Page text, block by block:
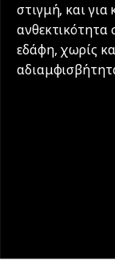
στιγμή, και
εδάφη, χωρίς